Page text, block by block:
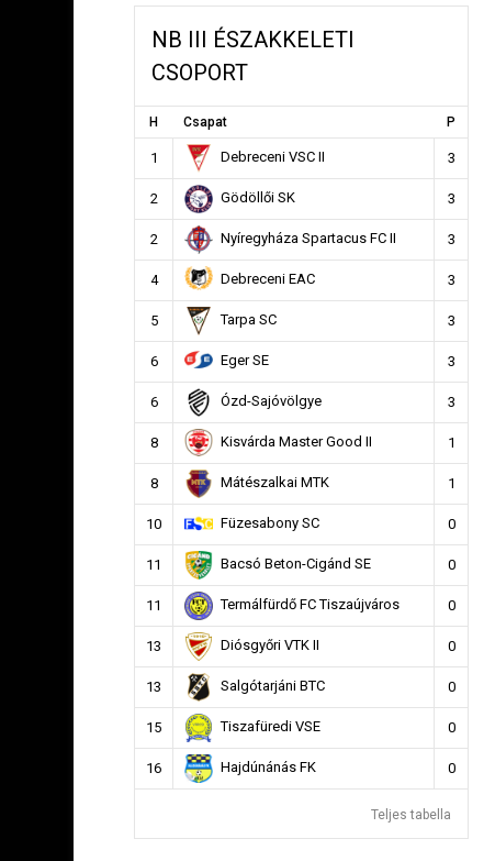
NB III ÉSZAKKELETI
CSOPORT
H Csapat P
1 Debreceni VSC II 3
2 Gödöllői SK 3
2 Nyíregyháza Spartacus FC II 3
4 Debreceni EAC 3
5 Tarpa SC 3
6 Eger SE 3
6 Ózd-Sajóvölgye 3
8 Kisvárda Master Good II 1
8 Mátészalkai MTK 1
10 Füzesabony SC 0
11 Bacsó Beton-Cigánd SE 0
11 Termálfürdő FC Tiszaújváros 0
13 Diósgyőri VTK II 0
13 Salgótarjáni BTC 0
15 Tiszafüredi VSE 0
16 Hajdúnánás FK 0
Teljes tabella